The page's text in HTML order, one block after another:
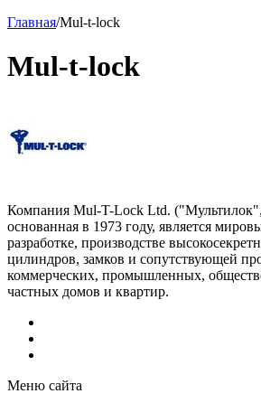
Главная/Mul-t-lock
Mul-t-lock
Компания Mul-T-Lock Ltd.
основанная в 1973 году, является
разработке, производстве
цилиндров, замков и сопутствующей
коммерческих, промышленных,
частных домов и квартир.
Меню сайта